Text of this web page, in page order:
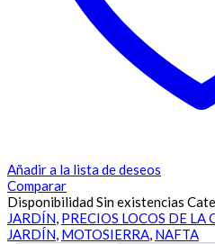
Añadir a la lista de deseos
Comparar
DisponibilidadSin existencias
JARDÍN, PRECIOS LOCOS DE LA
JARDÍN, MOTOSIERRA, NAFTA